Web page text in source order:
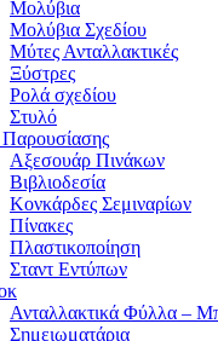
Μολύβια
Μολύβια Σχεδίου
Μύτες Ανταλλακτικές
Ξύστρες
Ρολά σχεδίου
Στυλό
Παρουσίασης
Αξεσουάρ Πινάκων
Βιβλιοδεσία
Κονκάρδες Σεμιναρίων
Πίνακες
Πλαστικοποίηση
Σταντ Εντύπων
Ανταλλακτικά Φύλλα –
Σημειωματάρια